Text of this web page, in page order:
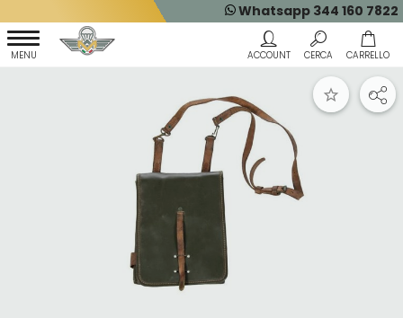
Whatsapp 344 160 7822